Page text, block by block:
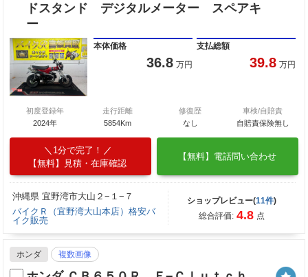
ドスタンド デジタルメーター スペアキ
ー
本体価格
36.8 万円
支払総額
39.8 万円
初度登録年
2024年
走行距離
5854Km
修復歴
なし
車検/自賠責
自賠責保険無し
1分で完了！
【無料】見積・在庫確認
【無料】電話問い合わせ
沖縄県 宜野湾市大山２−１−７
バイクＲ（宜野湾大山本店）格安バ
イク販売
ショップレビュー(11件)
総合評価: 4.8 点
ホンダ 複数画像